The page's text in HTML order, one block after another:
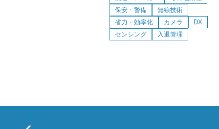
保安・警備
無線技術
省力・効率化
カメラ
DX
センシング
入退管理